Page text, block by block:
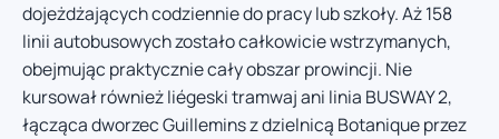
dojeżdżających codziennie do pracy lub szkoły. Aż 158
linii autobusowych zostało całkowicie wstrzymanych,
obejmując praktycznie cały obszar prowincji. Nie
kursował również liégeski tramwaj ani linia BUSWAY 2,
łącząca dworzec Guillemins z dzielnicą Botanique przez